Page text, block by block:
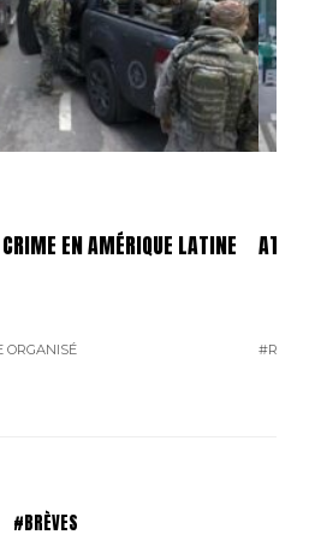
EN AMÉRIQUE LATINE
ORGANISÉ
#BRÈVES